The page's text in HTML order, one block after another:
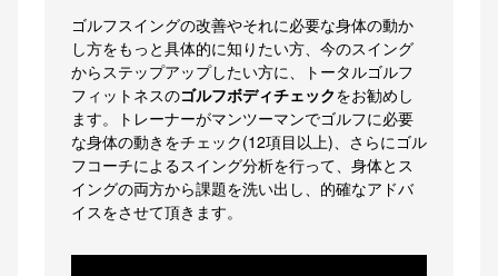
ゴルフスイングの改善やそれに必要な身体の動か
し方をもっと具体的に知りたい方、今のスイング
からステップアップしたい方に、トータルゴルフ
フィットネスのゴルフボディチェックをお勧めし
ます。トレーナーがマンツーマンでゴルフに必要
な身体の動きをチェック(12項目以上)、さらにゴル
フコーチによるスイング分析を行って、身体とス
イングの両方から課題を洗い出し、的確なアドバ
イスをさせて頂きます。